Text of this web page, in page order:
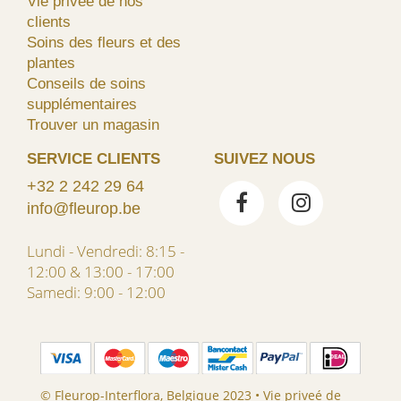
clients
Soins des fleurs et des
plantes
Conseils de soins
supplémentaires
Trouver un magasin
SERVICE CLIENTS
+32 2 242 29 64
info@fleurop.be
Lundi - Vendredi: 8:15 -
12:00 & 13:00 - 17:00
Samedi: 9:00 - 12:00
SUIVEZ NOUS
© Fleurop-Interflora, Belgique 2023 • Vie priveé de